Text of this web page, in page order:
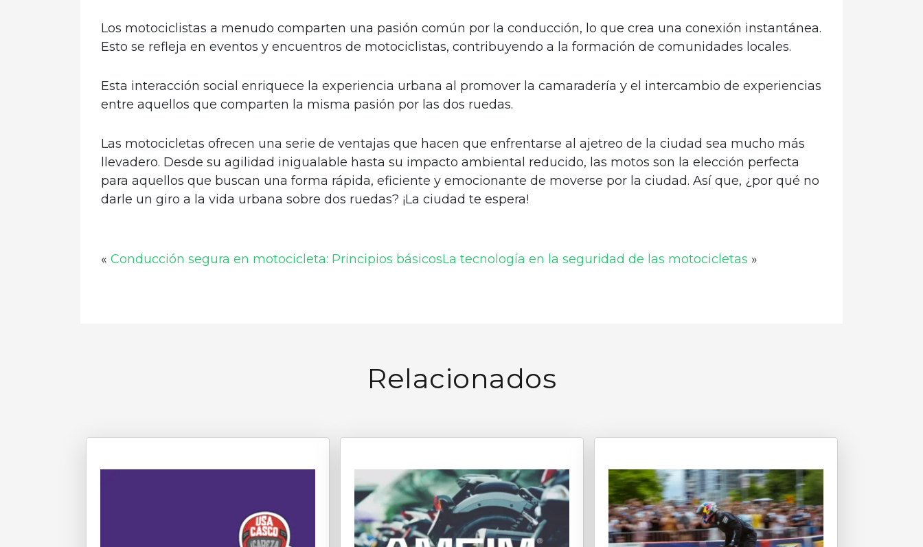
Los motociclistas a menudo comparten una pasión común por la conducción, lo que crea una conexión instantánea.
Esto se refleja en eventos y encuentros de motociclistas, contribuyendo a la formación de comunidades locales.
Esta interacción social enriquece la experiencia urbana al promover la camaradería y el intercambio de experiencias
entre aquellos que comparten la misma pasión por las dos ruedas.
Las motocicletas ofrecen una serie de ventajas que hacen que enfrentarse al ajetreo de la ciudad sea mucho más
llevadero. Desde su agilidad inigualable hasta su impacto ambiental reducido, las motos son la elección perfecta
para aquellos que buscan una forma rápida, eficiente y emocionante de moverse por la ciudad. Así que, ¿por qué no
darle un giro a la vida urbana sobre dos ruedas? ¡La ciudad te espera!
« Conducción segura en motocicleta: Principios básicosLa tecnología en la seguridad de las motocicletas »
Relacionados